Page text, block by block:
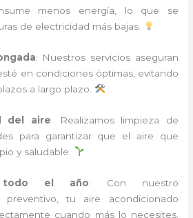
menos energía, lo que se
de electricidad más bajas.
: Nuestros servicios aseguran
en condiciones óptimas, evitando
a largo plazo.
del aire: Realizamos limpieza de
para garantizar que el aire que
y saludable.
todo el año: Con nuestro
preventivo, tu aire acondicionado
cuando más lo necesites,